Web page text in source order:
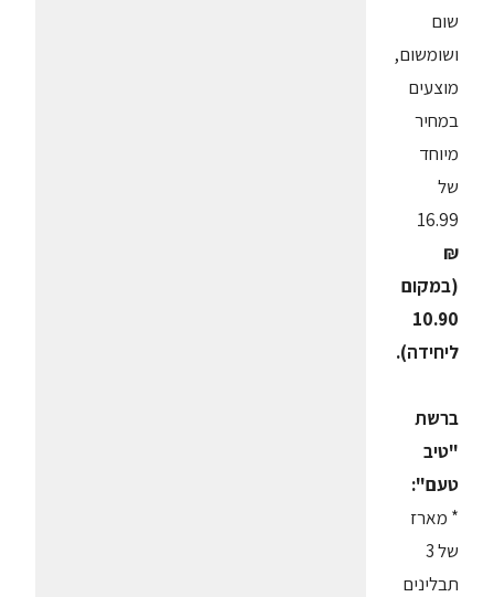
שום
ושומשום,
מוצעים
במחיר
מיוחד
של
16.99
₪
(במקום
10.90
ליחידה).
ברשת
"טיב
טעם":
* מארז
של 3
תבלינים